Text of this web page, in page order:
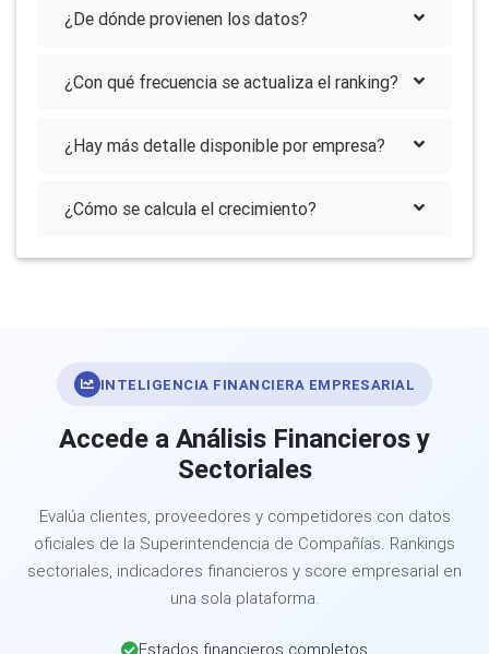
¿De dónde provienen los datos?
¿Con qué frecuencia se actualiza el ranking?
¿Hay más detalle disponible por empresa?
¿Cómo se calcula el crecimiento?
INTELIGENCIA FINANCIERA EMPRESARIAL
Accede a Análisis Financieros y
Sectoriales
Evalúa clientes, proveedores y competidores con datos
oficiales de la Superintendencia de Compañías. Rankings
sectoriales, indicadores financieros y score empresarial en
una sola plataforma.
Estados financieros completos